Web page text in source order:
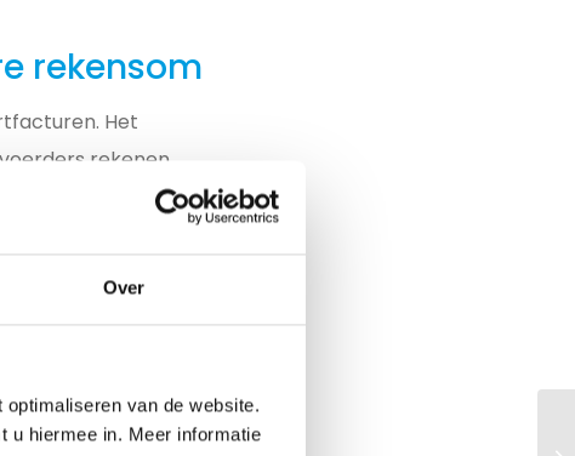
Over
van de website.
u hiermee in. Meer informatie
rekensom
Het
rekenen
moet
leggen om te
toedoen van de
initiële aanbieding,